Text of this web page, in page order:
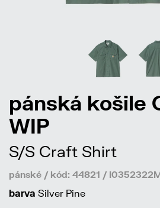
pánská košile
WIP
S/S Craft Shirt
pánské / kód: 44821 /
barva Silver Pine